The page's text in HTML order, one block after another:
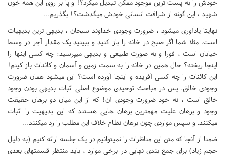
خودش را به پست ترین موجود ممکن تبدیل میکرد؟! و پا بر روی این همه خون
شهید ، این گونه از شرافت انسانی خودش میگذشت؟! بگذریم...
نهایتا یادآوری میشود ، ضرورت وجودی خداوند سبحان ، بدیهی ترین بدیهیات
است. مثلا شما اگر صبح در خانه را باز کنید و ببینید یک مقدار آجر در وسط
خیابان است ، فورا و به صورت طبیعی و بدیهی میپرسید: چه کسی اینها را
اینجا ریخته؟ حال همین در خانه را به سمت زمین و آسمان و کائنات باز کینم!
این کائنات را چه کسی آفریده و اینجا آورده است؟ این میشود همان ضرورت
وجودی خالق. پس در مباحث توحیدی موضوع اصلی اثبات بدیهی بودن وجود
خالق است ، نه خود ضرورت وجودی آن! که از این میان دو برهان حقیقت
وجود و برهان علیت مهمترین برهان هایی هستند که این بدیهیت را اثبات
میکنند. و سپس مواردی چون برهان نظام خلاف این مطلب را رد میکنند...
ضمنا از آنجا که متن این مناظرات را نمیتوانیم در یک جلسه ارائه کنیم (به دلیل
حجم زیاد) برای جمع بندی نهایی در برخی موارد ، باید منتظر قسمتهای بعدی